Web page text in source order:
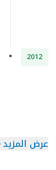
2012
عرض المزيد